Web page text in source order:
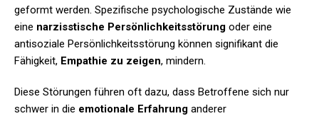
geformt werden. Spezifische psychologische Zustände wie
eine narzisstische Persönlichkeitsstörung oder eine
antisoziale Persönlichkeitsstörung können signifikant die
Fähigkeit, Empathie zu zeigen, mindern.
Diese Störungen führen oft dazu, dass Betroffene sich nur
schwer in die emotionale Erfahrung anderer